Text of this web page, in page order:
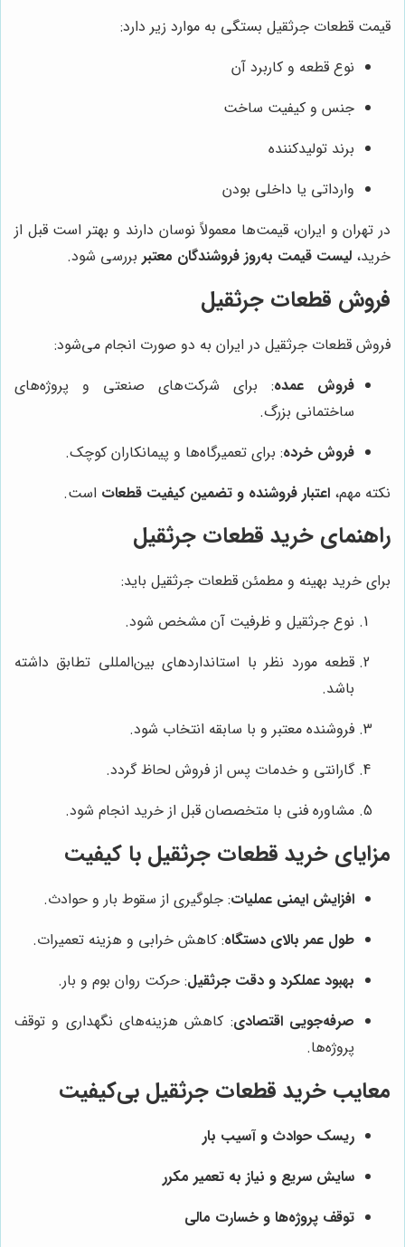
قیمت قطعات جرثقیل بستگی به موارد زیر دارد:
نوع قطعه و کاربرد آن
جنس و کیفیت ساخت
برند تولیدکننده
وارداتی یا داخلی بودن
در تهران و ایران، قیمت‌ها معمولاً نوسان دارند و بهتر است قبل از
خرید، لیست قیمت به‌روز فروشندگان معتبر بررسی شود.
فروش قطعات جرثقیل
فروش قطعات جرثقیل در ایران به دو صورت انجام می‌شود:
فروش عمده: برای شرکت‌های صنعتی و پروژه‌های
ساختمانی بزرگ.
فروش خرده: برای تعمیرگاه‌ها و پیمانکاران کوچک.
نکته مهم، اعتبار فروشنده و تضمین کیفیت قطعات است.
راهنمای خرید قطعات جرثقیل
برای خرید بهینه و مطمئن قطعات جرثقیل باید:
نوع جرثقیل و ظرفیت آن مشخص شود.
قطعه مورد نظر با استانداردهای بین‌المللی تطابق داشته
باشد.
فروشنده معتبر و با سابقه انتخاب شود.
گارانتی و خدمات پس از فروش لحاظ گردد.
مشاوره فنی با متخصصان قبل از خرید انجام شود.
مزایای خرید قطعات جرثقیل با کیفیت
افزایش ایمنی عملیات: جلوگیری از سقوط بار و حوادث.
طول عمر بالای دستگاه: کاهش خرابی و هزینه تعمیرات.
بهبود عملکرد و دقت جرثقیل: حرکت روان بوم و بار.
صرفه‌جویی اقتصادی: کاهش هزینه‌های نگهداری و توقف
پروژه‌ها.
معایب خرید قطعات جرثقیل بی‌کیفیت
ریسک حوادث و آسیب بار
سایش سریع و نیاز به تعمیر مکرر
توقف پروژه‌ها و خسارت مالی